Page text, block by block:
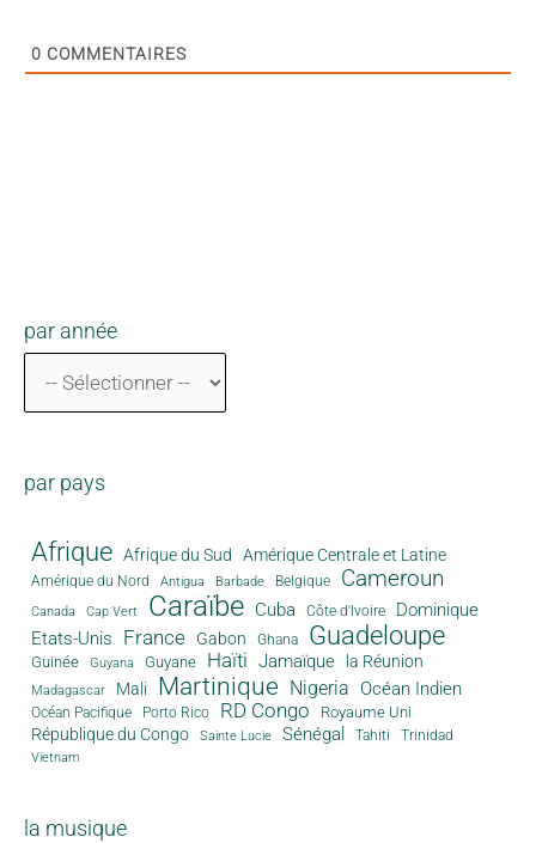
0 COMMENTAIRES
par année
par pays
Afrique Afrique du Sud Amérique Centrale et Latine
Amérique du Nord Antigua Barbade Belgique Cameroun
Canada Cap Vert Caraïbe Cuba Côte d'Ivoire
Dominique
Etats-Unis
France Gabon Ghana Guadeloupe
Guinée Guyana Guyane Haïti Jamaïque la Réunion
Madagascar Mali Martinique Nigeria Océan Indien
Océan Pacifique Porto Rico RD Congo Royaume Uni
République du Congo Sainte Lucie Sénégal Tahiti Trinidad
Vietnam
la musique